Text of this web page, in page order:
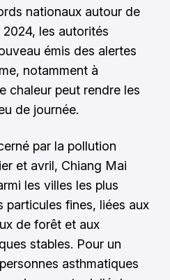
nationaux autour de
2024, les autorités
émis des alertes
notamment à
chaleur peut rendre les
de journée.
par la pollution
et avril, Chiang Mai
les villes les plus
particules fines, liées aux
de forêt et aux
stables. Pour un
asthmatiques